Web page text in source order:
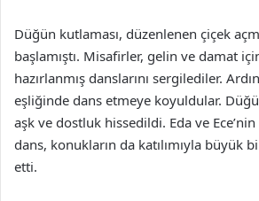
Düğün kutlaması, düzenlenen çiçek
başlamıştı. Misafirler, gelin ve damat
hazırlanmış danslarını sergilediler.
eşliğinde dans etmeye koyuldular.
aşk ve dostluk hissedildi. Eda ve Ece’nin
dans, konukların da katılımıyla büyük
etti.